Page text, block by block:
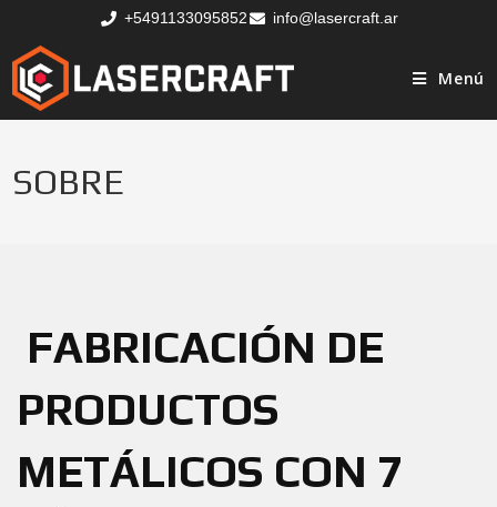
+5491133095852 info@lasercraft.ar
Menú
SOBRE
FABRICACIÓN DE
PRODUCTOS
METÁLICOS CON 7